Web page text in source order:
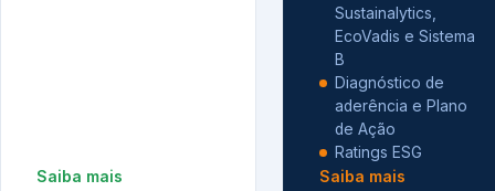
Saiba mais
Sustainalytics,
EcoVadis e Sistema
B
Diagnóstico de
aderência e Plano
de Ação
Ratings ESG
Saiba mais